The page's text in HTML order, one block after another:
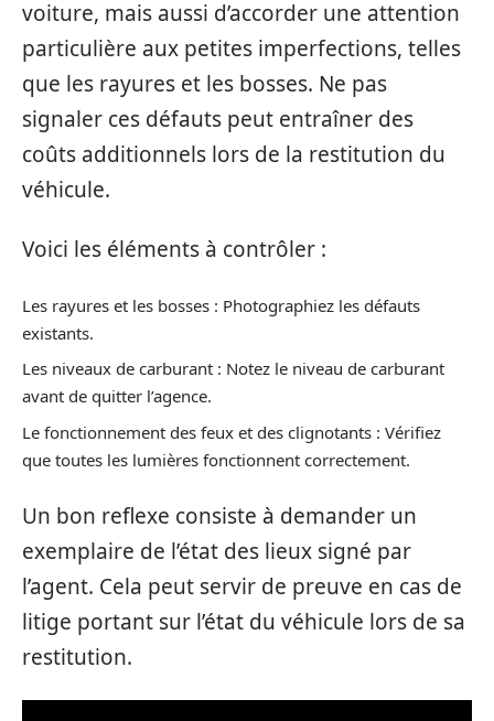
voiture, mais aussi d’accorder une attention
particulière aux petites imperfections, telles
que les rayures et les bosses. Ne pas
signaler ces défauts peut entraîner des
coûts additionnels lors de la restitution du
véhicule.
Voici les éléments à contrôler :
Les rayures et les bosses : Photographiez les défauts
existants.
Les niveaux de carburant : Notez le niveau de carburant
avant de quitter l’agence.
Le fonctionnement des feux et des clignotants : Vérifiez
que toutes les lumières fonctionnent correctement.
Un bon reflexe consiste à demander un
exemplaire de l’état des lieux signé par
l’agent. Cela peut servir de preuve en cas de
litige portant sur l’état du véhicule lors de sa
restitution.